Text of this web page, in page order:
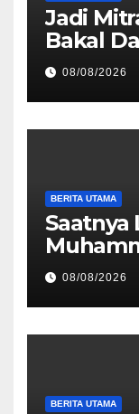
Jadi
Bakal
08/08/2026
BERITA UTAMA
Saatnya
TNI:
Politik
08/08/2026
BERITA UTAMA